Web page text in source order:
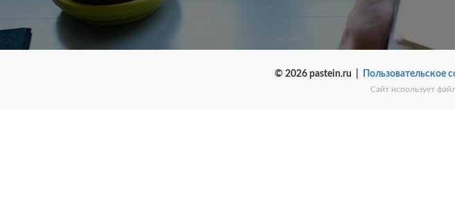
© 2026 pastein.ru | Пользовательское
Сайт использует